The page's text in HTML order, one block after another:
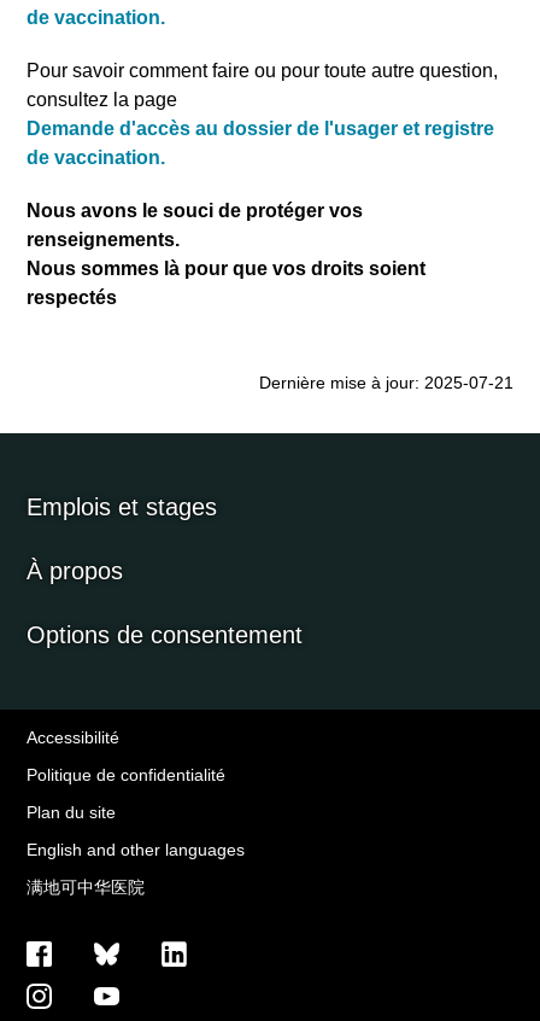
de vaccination.
Pour savoir comment faire ou pour toute autre question,
consultez la page
Demande d'accès au dossier de l'usager et registre
de vaccination.
Nous avons le souci de protéger vos
renseignements.
Nous sommes là pour que vos droits soient
respectés
Dernière mise à jour: 2025-07-21
Emplois et stages
À propos
Options de consentement
Accessibilité
Politique de confidentialité
Plan du site
English and other languages
满地可中华医院